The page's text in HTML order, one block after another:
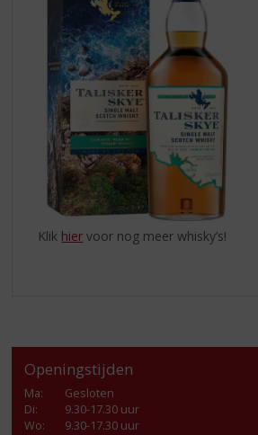
Klik hier voor nog meer whisky’s!
Openingstijden
Ma:
Gesloten
Di:
9.30-17.30 uur
Wo:
9.30-17.30 uur